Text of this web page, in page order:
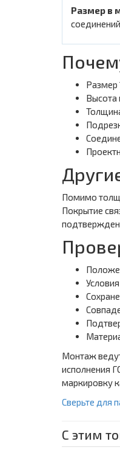
Размер в
Размер
Высота
Помимо
Покрытие
Монтаж
исполнения
маркировку
Сверьте для
С этим